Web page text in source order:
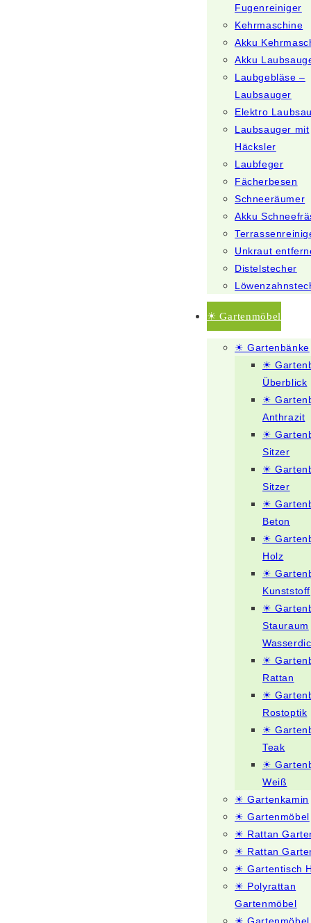
Fugenreiniger
Kehrmaschine
Akku
Akku
Laubgebläse –
Laubsauger
Elektro
Laubsauger mit
Häcksler
Laubfeger
Fächerbesen
Schneeräumer
Akku
Unkraut
Distelstecher
☀ Gartenmöbel
☀ Gartenbänke
☀
Überblick
☀
Anthrazit
☀
Sitzer
☀
Sitzer
☀
Beton
☀
Holz
☀
Kunststoff
☀
Stauraum
☀
Rattan
☀
Rostoptik
☀
Teak
☀
Weiß
☀ Gartenkamin
☀ Gartenmöbel
☀ Rattan
☀ Rattan
☀ Gartentisch
☀ Polyrattan
Gartenmöbel